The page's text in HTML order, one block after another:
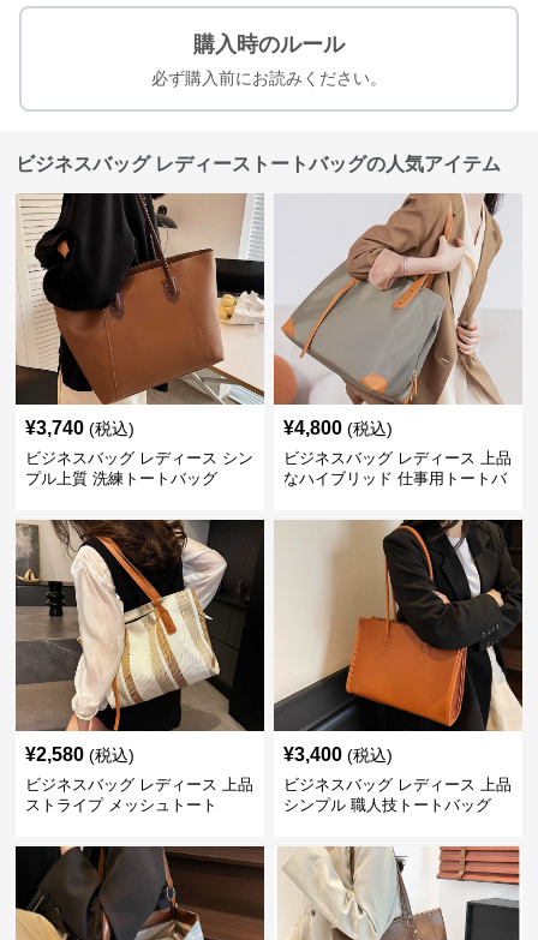
購入時のルール
必ず購入前にお読みください。
ビジネスバッグ レディーストートバッグの人気アイテム
¥3,740 (税込)
ビジネスバッグ レディース シン
プル上質 洗練トートバッグ
¥4,800 (税込)
ビジネスバッグ レディース 上品
なハイブリッド 仕事用トートバ
¥2,580 (税込)
ビジネスバッグ レディース 上品
ストライプ メッシュトート
¥3,400 (税込)
ビジネスバッグ レディース 上品
シンプル 職人技トートバッグ